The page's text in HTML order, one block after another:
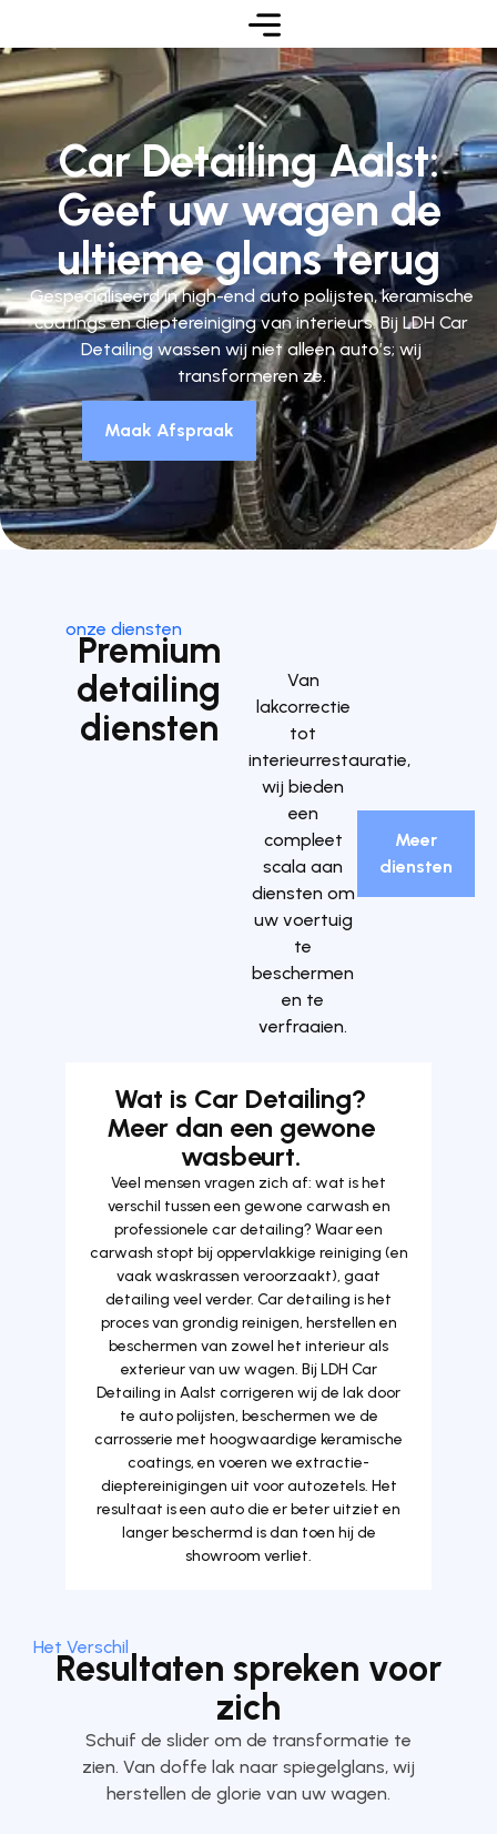
Car Detailing Aalst:
Geef uw wagen de
ultieme glans terug
Gespecialiseerd in high-end auto polijsten, keramische
coatings en dieptereiniging van interieurs. Bij LDH Car
Detailing wassen wij niet alleen auto’s; wij
transformeren ze.
Maak Afspraak
onze diensten
Premium
detailing
diensten
Van
lakcorrectie
tot
interieurrestauratie,
wij bieden
een
compleet
scala aan
diensten om
uw voertuig
te
beschermen
en te
verfraaien.
Meer
diensten
Wat is Car Detailing?
Meer dan een gewone
wasbeurt.
Veel mensen vragen zich af: wat is het
verschil tussen een gewone carwash en
professionele car detailing? Waar een
carwash stopt bij oppervlakkige reiniging (en
vaak waskrassen veroorzaakt), gaat
detailing veel verder. Car detailing is het
proces van grondig reinigen, herstellen en
beschermen van zowel het interieur als
exterieur van uw wagen. Bij LDH Car
Detailing in Aalst corrigeren wij de lak door
te auto polijsten, beschermen we de
carrosserie met hoogwaardige keramische
coatings, en voeren we extractie-
dieptereinigingen uit voor autozetels. Het
resultaat is een auto die er beter uitziet en
langer beschermd is dan toen hij de
showroom verliet.
Het Verschil
Resultaten spreken voor
zich
Schuif de slider om de transformatie te
zien. Van doffe lak naar spiegelglans, wij
herstellen de glorie van uw wagen.